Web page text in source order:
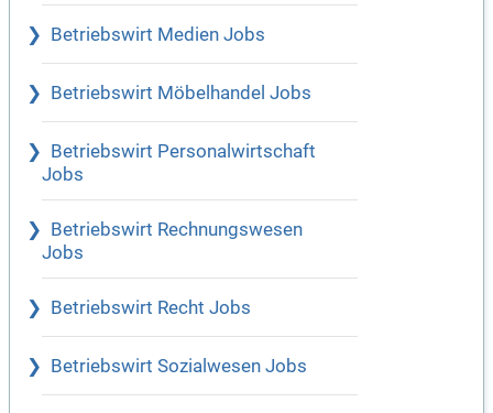
Betriebswirt Medien Jobs
Betriebswirt Möbelhandel Jobs
Betriebswirt Personalwirtschaft
Jobs
Betriebswirt Rechnungswesen
Jobs
Betriebswirt Recht Jobs
Betriebswirt Sozialwesen Jobs